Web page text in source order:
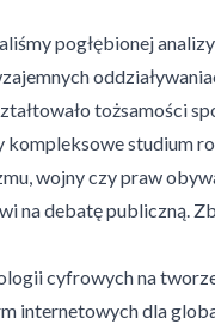
pogłębionej
tożsamości
studium
wojny czy praw
na debatę publiczną.
cyfrowych na
dla